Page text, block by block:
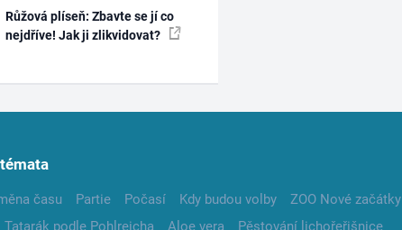
Růžová plíseň: Zbavte se jí co
nejdříve! Jak ji zlikvidovat?
času Partie Počasí Kdy budou volby
ZOO Nové začátky
Tatarák podle Pohlreicha Aloe vera
Pěstování lichořeřišnice